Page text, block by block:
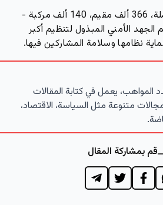
الأرقام الكبيرة - 217 حملة، 366 ألف مقيم، 140 ألف مركبة -
الأمني المبذول لتنظيم أكبر
نظامها وسلامة المشاركين فيها.
يعمل في كتابة المقالات
متنوعة مثل السياسة، الاقتصاد،
قم بمشاركة المقال